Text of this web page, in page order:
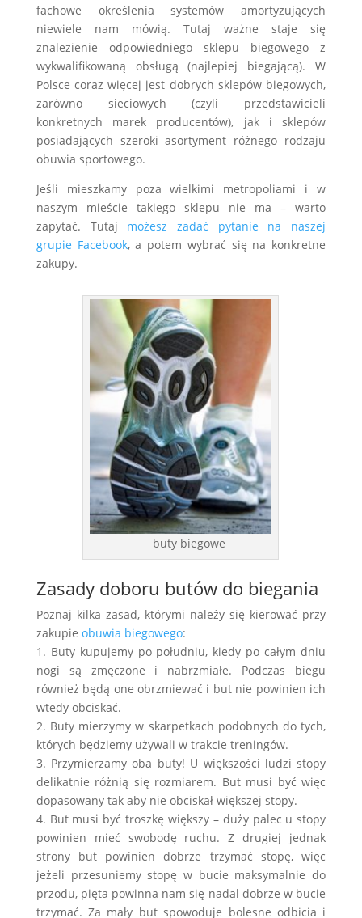
fachowe określenia systemów amortyzujących
niewiele nam mówią. Tutaj ważne staje się
znalezienie odpowiedniego sklepu biegowego z
wykwalifikowaną obsługą (najlepiej biegającą). W
Polsce coraz więcej jest dobrych sklepów biegowych,
zarówno sieciowych (czyli przedstawicieli
konkretnych marek producentów), jak i sklepów
posiadających szeroki asortyment różnego rodzaju
obuwia sportowego.
Jeśli mieszkamy poza wielkimi metropoliami i w
naszym mieście takiego sklepu nie ma – warto
zapytać. Tutaj możesz zadać pytanie na naszej
grupie Facebook, a potem wybrać się na konkretne
zakupy.
buty biegowe
Zasady doboru butów do biegania
Poznaj kilka zasad, którymi należy się kierować przy
zakupie obuwia biegowego:
1. Buty kupujemy po południu, kiedy po całym dniu
nogi są zmęczone i nabrzmiałe. Podczas biegu
również będą one obrzmiewać i but nie powinien ich
wtedy obciskać.
2. Buty mierzymy w skarpetkach podobnych do tych,
których będziemy używali w trakcie treningów.
3. Przymierzamy oba buty! U większości ludzi stopy
delikatnie różnią się rozmiarem. But musi być więc
dopasowany tak aby nie obciskał większej stopy.
4. But musi być troszkę większy – duży palec u stopy
powinien mieć swobodę ruchu. Z drugiej jednak
strony but powinien dobrze trzymać stopę, więc
jeżeli przesuniemy stopę w bucie maksymalnie do
przodu, pięta powinna nam się nadal dobrze w bucie
trzymać. Za mały but spowoduje bolesne odbicia i